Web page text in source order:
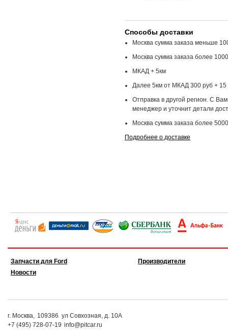
Способы доставки
Москва сумма заказа меньше
Москва сумма заказа более
МКАД + 5км
Далее 5км от МКАД 300 руб + 15
Отправка в другой регион. С
менеджер и уточнит детали
Москва сумма заказа более
Подробнее о доставке
Запчасти для Ford
Новости
Производители
г. Москва, 109386 ул Совхозная, д. 10А
+7 (495) 728-07-19 info@pitcar.ru